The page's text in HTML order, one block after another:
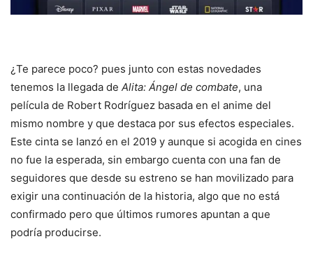
¿Te parece poco? pues junto con estas novedades
tenemos la llegada de Alita: Ángel de combate, una
película de Robert Rodríguez basada en el anime del
mismo nombre y que destaca por sus efectos especiales.
Este cinta se lanzó en el 2019 y aunque si acogida en cines
no fue la esperada, sin embargo cuenta con una fan de
seguidores que desde su estreno se han movilizado para
exigir una continuación de la historia, algo que no está
confirmado pero que últimos rumores apuntan a que
podría producirse.